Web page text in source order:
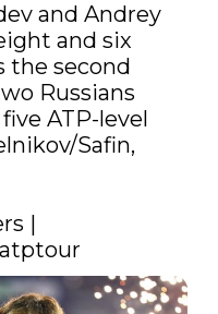
and Andrey
and six
the second
Russians
ATP-level
Safin,